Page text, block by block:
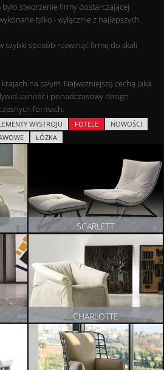
stworzenie firmy dostarczającej
tylko i wyłącznie z najlepszych
szybki sposób rozwinąć firmę do skali
na całym. Najważniejszą cechą jaka
i ponadczasowy design
formach.
WYSTROJU FOTELE
NOWOŚCI
ŁÓŻKA
SCARLETT
ZOBACZ PRODUKT
CHARLOTTE
ZOBACZ PRODUKT